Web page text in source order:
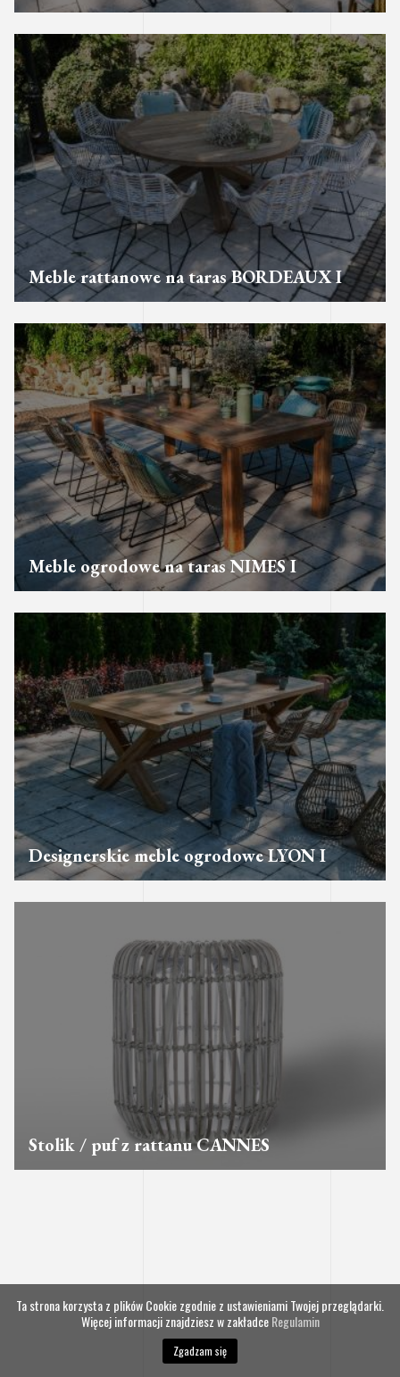
Meble rattanowe na taras BORDEAUX I
Meble ogrodowe na taras NIMES I
Designerskie meble ogrodowe LYON I
Stolik / puf z rattanu CANNES
Ta strona korzysta z plików Cookie zgodnie z ustawieniami Twojej przeglądarki.
Więcej informacji znajdziesz w zakładceRegulamin
Zgadzam się